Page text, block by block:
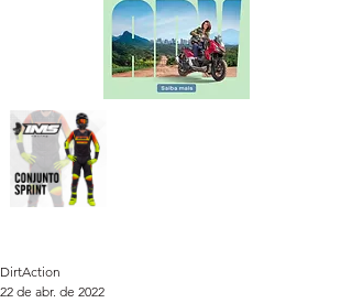
DirtAction
22 de abr. de 2022